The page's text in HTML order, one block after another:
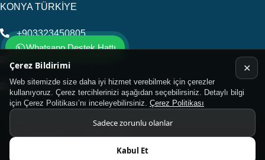
Whatsapp Destek Hattı
Çerez Bildirimi
Web sitemizde size daha iyi hizmet verebilmek için çerezler
kullanıyoruz. Çerez tercihlerinizi aşağıdan seçebilirsiniz. Detaylı bilgi
için Çerez Politikası’nı inceleyebilirsiniz. Çerez Politikası
Sadece zorunlu olanlar
Kabul Et
✕
KONYA TÜRKİYE
+903323450805
kalip@kursunel.com.tr
export@kursunel.com.tr
© Copyright 2026 Tüm Hakları Saklıdır